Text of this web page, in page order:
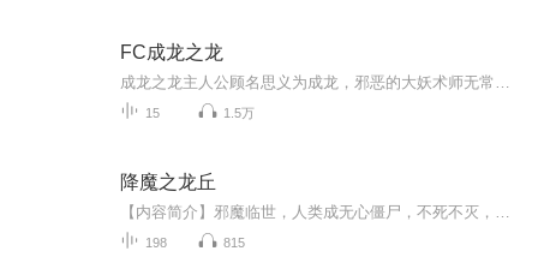
FC成龙之龙
15 1.5万
降魔之龙丘
198 815